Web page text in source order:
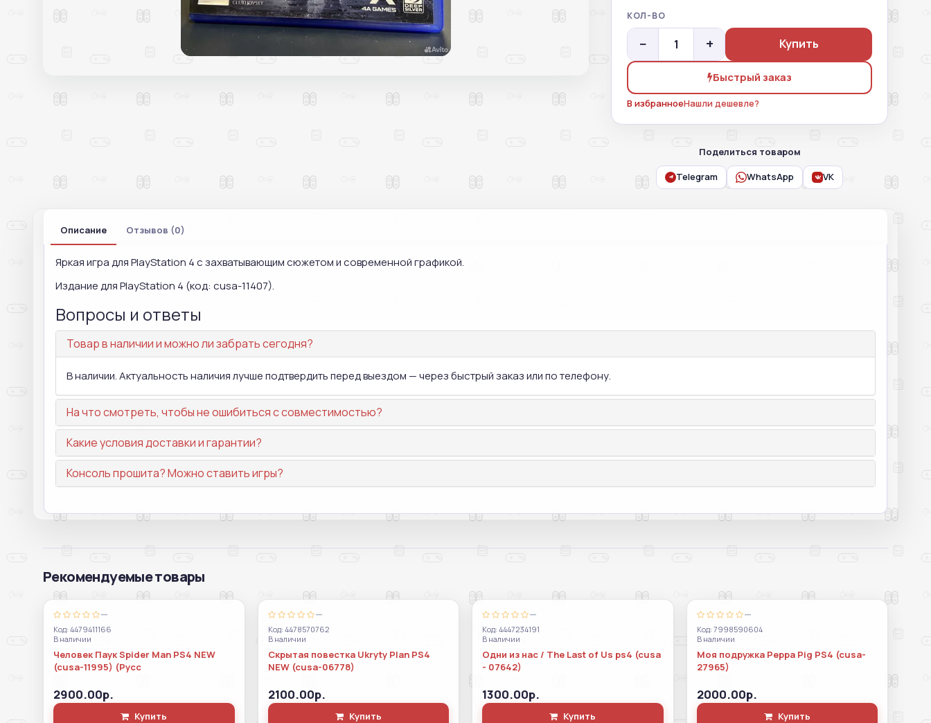
КОЛ-ВО
− + Купить
Быстрый заказ
В избранноеНашли дешевле?
Поделиться товаром
Telegram WhatsApp VK
Описание Отзывов (0)
Яркая игра для PlayStation 4 с захватывающим сюжетом и современной графикой.
Издание для PlayStation 4 (код: cusa-11407).
Вопросы и ответы
Товар в наличии и можно ли забрать сегодня?
В наличии. Актуальность наличия лучше подтвердить перед выездом — через быстрый заказ или по телефону.
На что смотреть, чтобы не ошибиться с совместимостью?
Какие условия доставки и гарантии?
Консоль прошита? Можно ставить игры?
Рекомендуемые товары
—
Код: 4479411166
В наличии
Человек Паук Spider Man PS4 NEW
(cusa-11995) (Русс
2900.00р.
Купить
—
Код: 4478570762
В наличии
Скрытая повестка Ukryty Plan PS4
NEW (cusa-06778)
2100.00р.
Купить
—
Код: 4447234191
В наличии
Одни из нас / The Last of Us ps4 (cusa
- 07642)
1300.00р.
Купить
—
Код: 7998590604
В наличии
Моя подружка Peppa Pig PS4 (cusa-
27965)
2000.00р.
Купить